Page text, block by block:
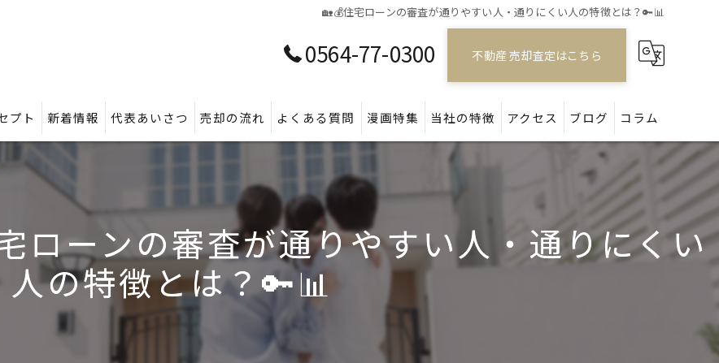
🏡💰住宅ローンの審査が通りやすい人・通りにくい人の特徴とは？🔑📊
0564-77-0300 不動産 売却査定はこちら
プト 新着情報 代表あいさつ 売却の流れ よくある質問 漫画特集 当社の特徴
アパート
アクセス ブログ コラム
ローンの審査が通りやすい人・通りにくい
人の特徴とは？🔑📊